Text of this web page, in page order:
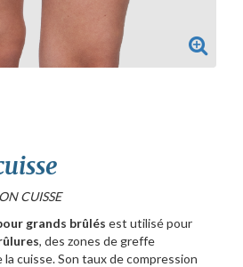
CUISSE
grands brûlés est utilisé pour
, des zones de greffe
cuisse. Son taux de compression